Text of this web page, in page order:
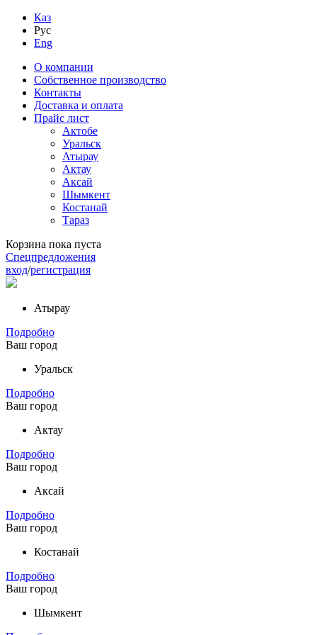
Каз
Рус
Eng
О компании
Собственное производство
Контакты
Доставка и оплата
Прайс лист
Актобе
Уральск
Атырау
Актау
Аксай
Шымкент
Костанай
Тараз
Корзина пока пуста
Спецпредложения
вход/регистрация
Атырау
Подробно
Ваш город
Уральск
Подробно
Ваш город
Актау
Подробно
Ваш город
Аксай
Подробно
Ваш город
Костанай
Подробно
Ваш город
Шымкент